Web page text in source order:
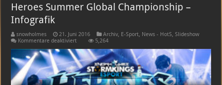
Heroes Summer Global Championship –
Infografik
snowholmes 21. Juni 2016 Archiv, E-Sport, News - HotS,Slideshow
Kommentare deaktiviertfür
Summer
Global
Championship
–
Infografik
5,264